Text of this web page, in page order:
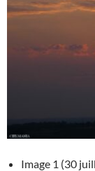
Image 1 (30